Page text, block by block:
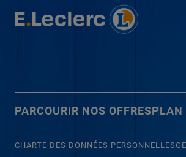
PARCOURIR NOS OFFRESPLAN
CHARTE DES DONNÉES PERSONNELLES